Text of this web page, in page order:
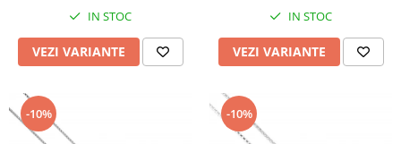
IN STOC
VEZI VARIANTE
IN STOC
VEZI VARIANTE
-10% -10%